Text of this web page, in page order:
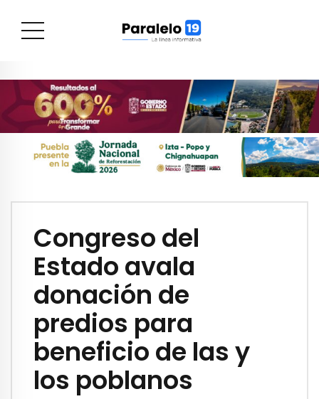
Congreso del
Estado avala
donación de
predios para
beneficio de las y
los poblanos